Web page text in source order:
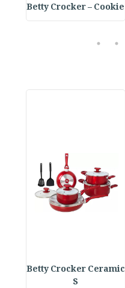
Betty Crocker – Cookie
4
5
Betty Crocker Ceramic
S